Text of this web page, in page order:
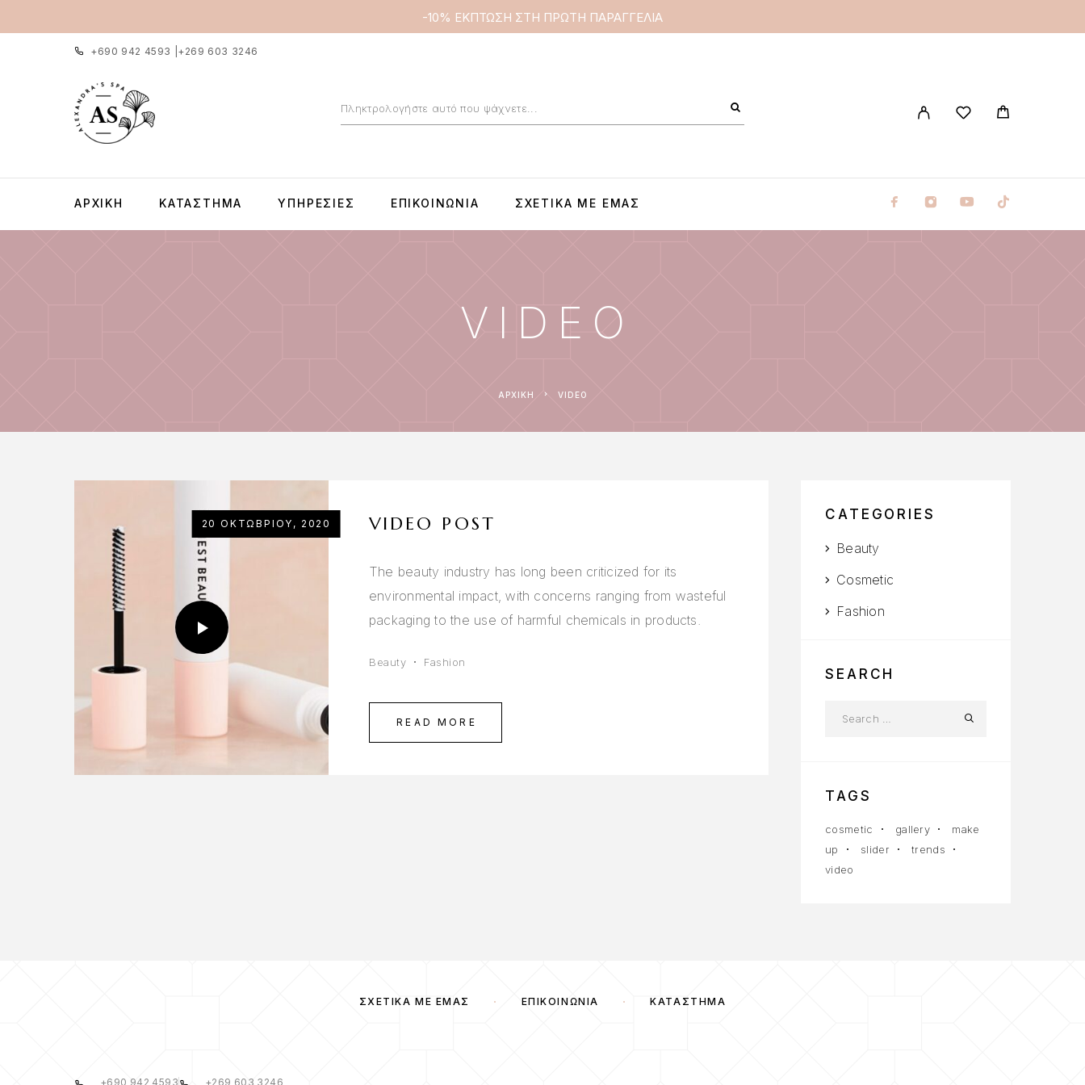
-10% ΕΚΠΤΩΣΗ ΣΤΗ ΠΡΩΤΗ ΠΑΡΑΓΓΕΛΙΑ
+690 942 4593 +269 603 3246
ΑΡΧΙΚΉ ΚΑΤΆΣΤΗΜΑ ΥΠΗΡΕΣΊΕΣ ΕΠΙΚΟΙΝΩΝΊΑ ΣΧΕΤΙΚΆ ΜΕ ΕΜΆΣ
VIDEO
ΑΡΧΙΚΉ VIDEO
20 ΟΚΤΩΒΡΊΟΥ, 2020 VIDEO POST
The beauty industry has long been criticized for its
environmental impact, with concerns ranging from wasteful
packaging to the use of harmful chemicals in products.
Beauty Fashion
READ MORE
CATEGORIES
Beauty
Cosmetic
Fashion
SEARCH
TAGS
cosmetic gallery
make
up
slider
trends
video
ΣΧΕΤΙΚΆ ΜΕ ΕΜΆΣ ΕΠΙΚΟΙΝΩΝΊΑ ΚΑΤΆΣΤΗΜΑ
+690 942 4593 +269 603 3246